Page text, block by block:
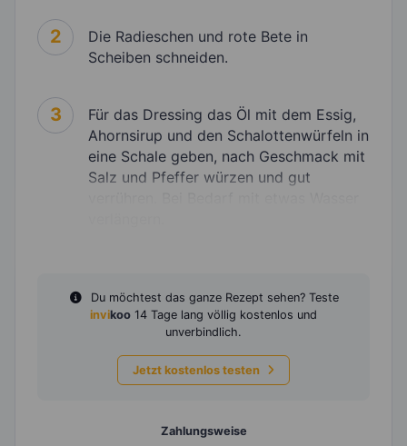
2
Die Radieschen und rote Bete in
Scheiben schneiden.
3
Für das Dressing das Öl mit dem Essig,
Ahornsirup und den Schalottenwürfeln in
eine Schale geben, nach Geschmack mit
Salz und Pfeffer würzen und gut
Du möchtest das ganze Rezept sehen? Teste
invikoo 14 Tage lang völlig kostenlos und
unverbindlich.
Jetzt kostenlos testen
Zahlungsweise